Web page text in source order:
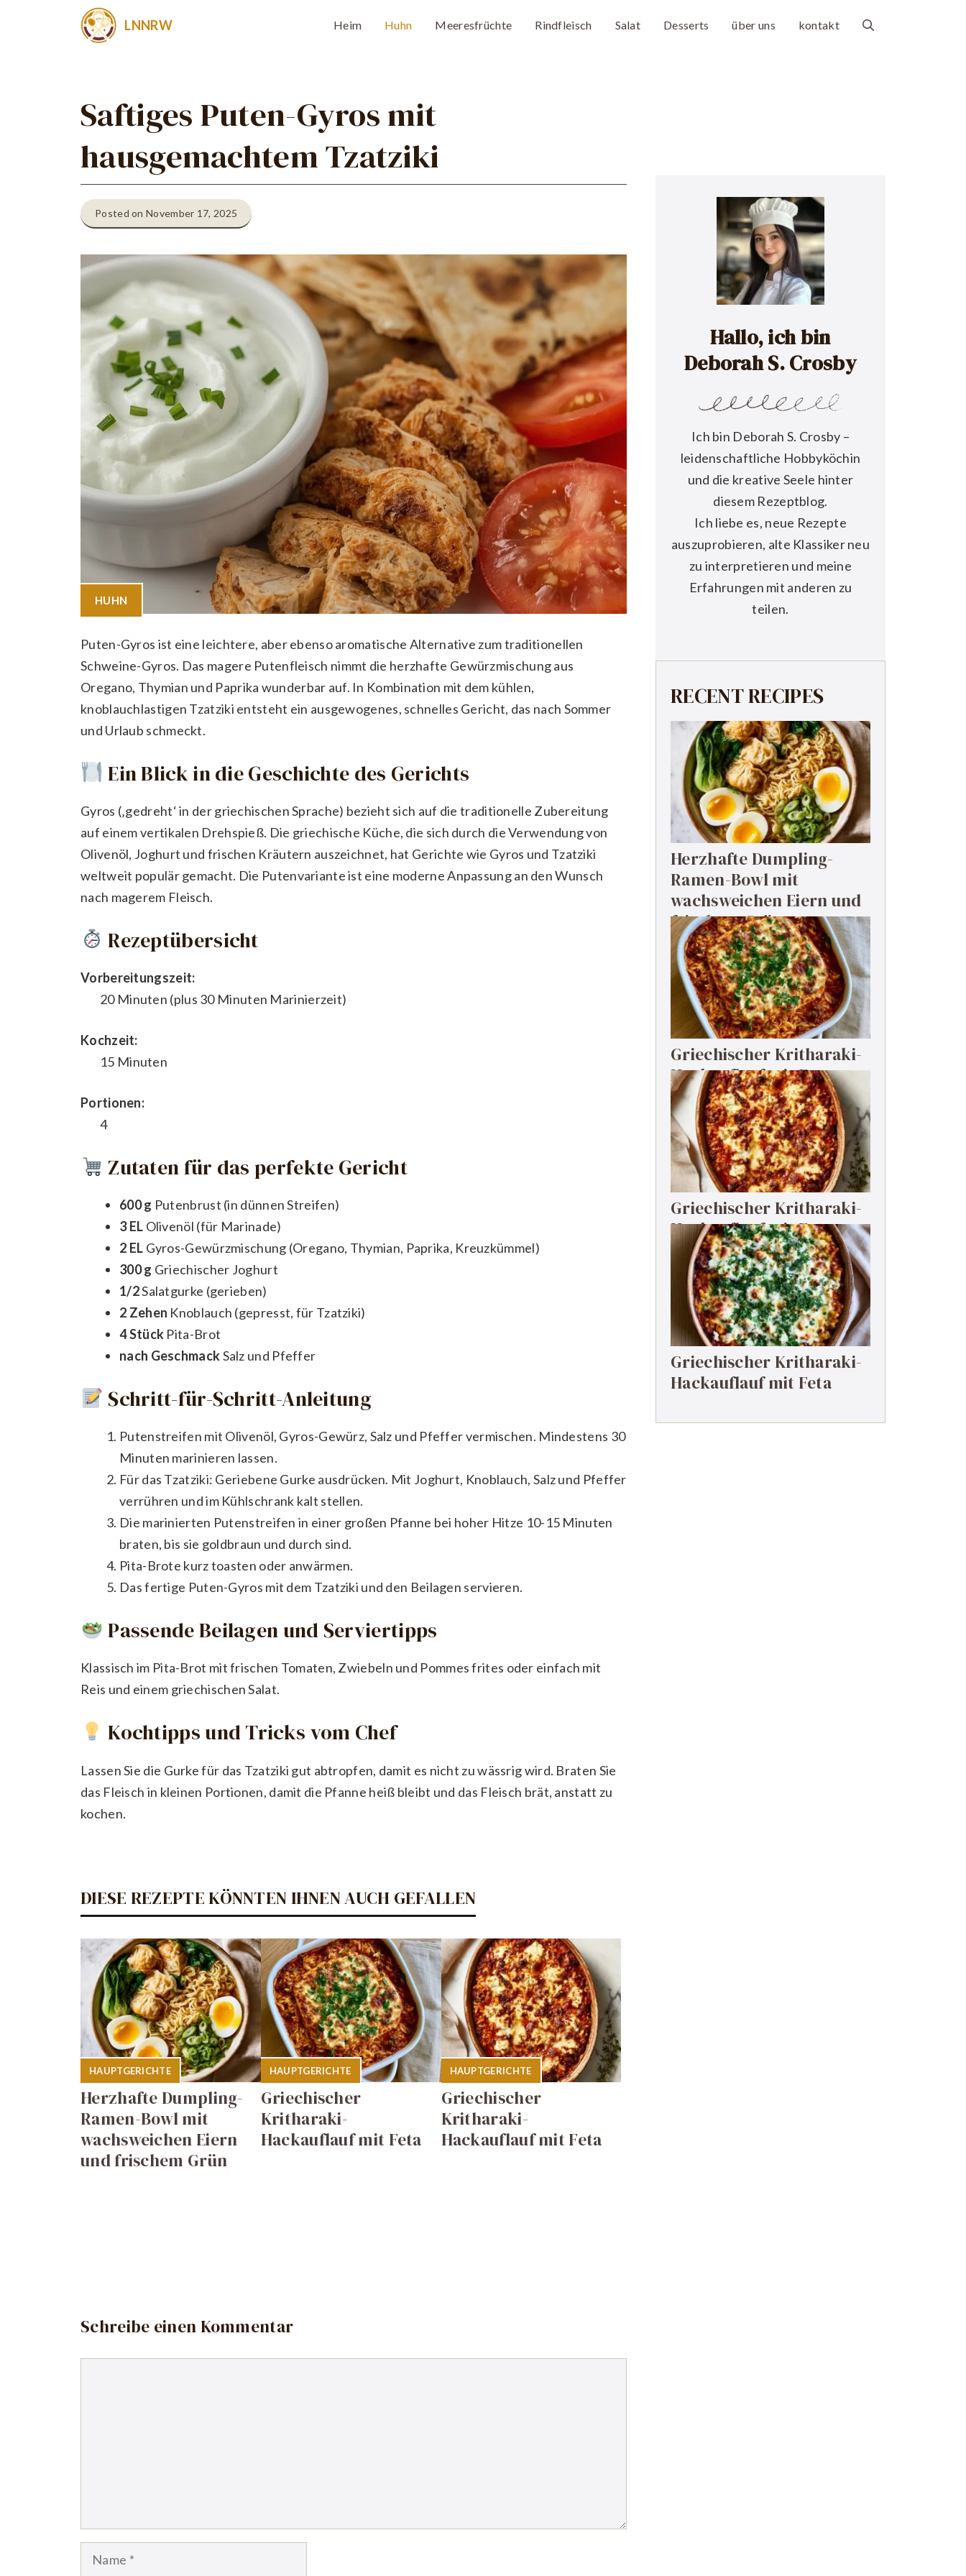
LNNRW Heim Huhn Meeresfrüchte Rindfleisch Salat Desserts über uns kontakt
Saftiges Puten-Gyros mit
hausgemachtem Tzatziki
Posted on November 17, 2025
HUHN
Puten-Gyros ist eine leichtere, aber ebenso aromatische Alternative zum traditionellen
Schweine-Gyros. Das magere Putenfleisch nimmt die herzhafte Gewürzmischung aus
Oregano, Thymian und Paprika wunderbar auf. In Kombination mit dem kühlen,
knoblauchlastigen Tzatziki entsteht ein ausgewogenes, schnelles Gericht, das nach Sommer
und Urlaub schmeckt.
Ein Blick in die Geschichte des Gerichts
Gyros (‚gedreht‘ in der griechischen Sprache) bezieht sich auf die traditionelle Zubereitung
auf einem vertikalen Drehspieß. Die griechische Küche, die sich durch die Verwendung von
Olivenöl, Joghurt und frischen Kräutern auszeichnet, hat Gerichte wie Gyros und Tzatziki
weltweit populär gemacht. Die Putenvariante ist eine moderne Anpassung an den Wunsch
nach magerem Fleisch.
Rezeptübersicht
Vorbereitungszeit:
20 Minuten (plus 30 Minuten Marinierzeit)
Kochzeit:
15 Minuten
Portionen:
4
Zutaten für das perfekte Gericht
600 g Putenbrust (in dünnen Streifen)
3 EL Olivenöl (für Marinade)
2 EL Gyros-Gewürzmischung (Oregano, Thymian, Paprika, Kreuzkümmel)
300 g Griechischer Joghurt
1/2Salatgurke (gerieben)
2 Zehen Knoblauch (gepresst, für Tzatziki)
4 Stück Pita-Brot
nach GeschmackSalz und Pfeffer
Schritt-für-Schritt-Anleitung
Putenstreifen mit Olivenöl, Gyros-Gewürz, Salz und Pfeffer vermischen. Mindestens 30
Minuten marinieren lassen.
Für das Tzatziki: Geriebene Gurke ausdrücken. Mit Joghurt, Knoblauch, Salz und Pfeffer
verrühren und im Kühlschrank kalt stellen.
Die marinierten Putenstreifen in einer großen Pfanne bei hoher Hitze 10-15 Minuten
braten, bis sie goldbraun und durch sind.
Pita-Brote kurz toasten oder anwärmen.
Das fertige Puten-Gyros mit dem Tzatziki und den Beilagen servieren.
Passende Beilagen und Serviertipps
Klassisch im Pita-Brot mit frischen Tomaten, Zwiebeln und Pommes frites oder einfach mit
Reis und einem griechischen Salat.
Kochtipps und Tricks vom Chef
Lassen Sie die Gurke für das Tzatziki gut abtropfen, damit es nicht zu wässrig wird. Braten Sie
das Fleisch in kleinen Portionen, damit die Pfanne heiß bleibt und das Fleisch brät, anstatt zu
kochen.
DIESE REZEPTE KÖNNTEN IHNEN AUCH GEFALLEN
HAUPTGERICHTE
Herzhafte Dumpling-
Ramen-Bowl mit
wachsweichen Eiern
und frischem Grün
HAUPTGERICHTE
Griechischer
Kritharaki-
Hackauflauf mit Feta
HAUPTGERICHTE
Griechischer
Kritharaki-
Hackauflauf mit Feta
Schreibe einen Kommentar
Name
Hallo, ich bin
Deborah S. Crosby
Ich bin Deborah S. Crosby –
leidenschaftliche Hobbyköchin
und die kreative Seele hinter
diesem Rezeptblog.
Ich liebe es, neue Rezepte
auszuprobieren, alte Klassiker neu
zu interpretieren und meine
Erfahrungen mit anderen zu
teilen.
RECENT RECIPES
Herzhafte Dumpling-
Ramen-Bowl mit
wachsweichen Eiern und
frischem Grün
Griechischer Kritharaki-
Hackauflauf mit Feta
Griechischer Kritharaki-
Hackauflauf mit Feta
Griechischer Kritharaki-
Hackauflauf mit Feta